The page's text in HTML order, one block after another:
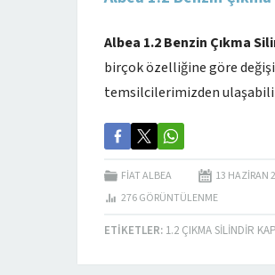
Albea 1.2 Benzin Çıkma
birçok özelliğine göre
temsilcilerimizden
FIAT ALBEA 13 HAZIRAN
276GÖRÜNTÜLENME
ETIKETLER: 1.2 ÇIKMA SILINDIR